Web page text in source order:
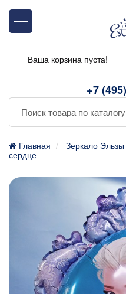
+7
Ваша корзина пуста!
Главная
Зеркало
сердце